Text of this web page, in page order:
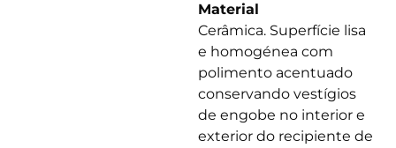
Material
Cerâmica. Superfície lisa
e homogénea com
polimento acentuado
conservando vestígios
de engobe no interior e
exterior do recipiente de